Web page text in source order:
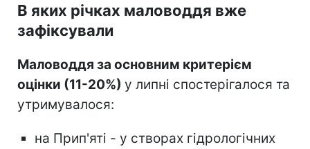
В яких річках маловоддя вже
зафіксували
Маловоддя за основним критерієм
оцінки (11-20%) у липні спостерігалося та
утримувалося:
на Прип'яті - у створах гідрологічних